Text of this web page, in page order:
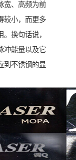
宽、高频为前
较小，而更多
换句话说，
冲能量以及它
到不锈钢的显